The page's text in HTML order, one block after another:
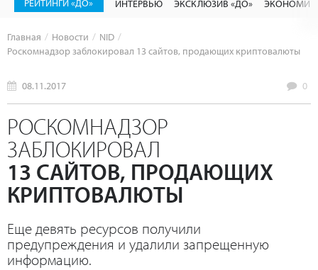
ИНТЕРВЬЮ ЭКСКЛЮЗИВ «ДО»
Главная Новости
NID
Роскомнадзор заблокировал 13 сайтов, продающих криптовалюты
08.11.2017 0
РОСКОМНАДЗОР
ЗАБЛОКИРОВАЛ
13 САЙТОВ, ПРОДАЮЩИХ
КРИПТОВАЛЮТЫ
Еще девять ресурсов получили
предупреждения и удалили запрещенную
информацию.